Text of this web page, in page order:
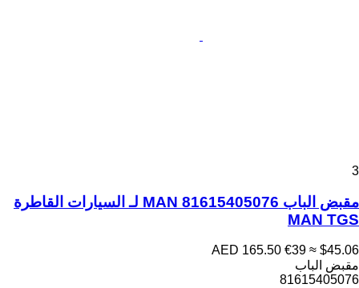
3
مقبض الباب MAN 81615405076 لـ السيارات القاطرة
MAN TGS
AED 165.50 €39 ≈ $45.06
مقبض الباب
81615405076